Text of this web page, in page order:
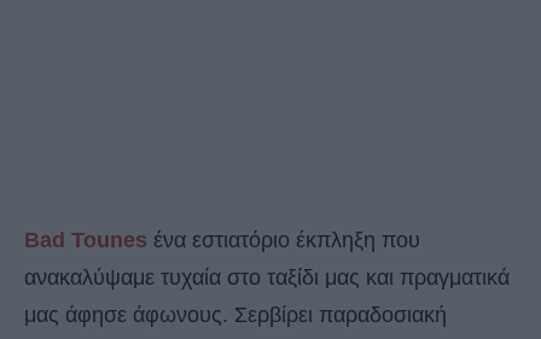
Bad Tounes ένα εστιατόριο έκπληξη που
ανακαλύψαμε τυχαία στο ταξίδι μας και πραγματικά
μας άφησε άφωνους. Σερβίρει παραδοσιακή